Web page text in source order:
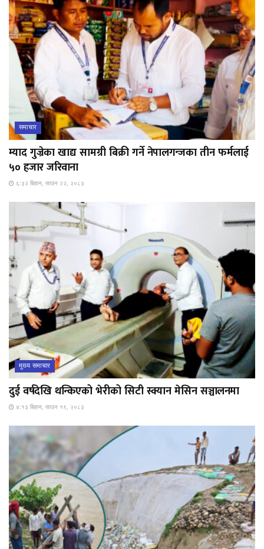
समाचार
म्याद गुज्रेका खाद्य सामग्री बिक्री गर्ने नेपालगन्जका तीन फर्मलाई
५० हजार जरिवाना
६:३२ बिहान, साउन २२, २०८३
मुख्य समाचार
दुई वर्षदेखि थन्किएको भेरीको सिटी स्क्यान मेसिन सञ्चालनमा
४:१३ बिहान, साउन १९, २०८३